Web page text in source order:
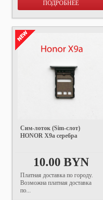
ПОДРОБНЕЕ
Cим-лоток (Sim-слот)
HONOR X9a серебра
10.00 BYN
Платная доставка по городу.
Возможна платная доставка
по...